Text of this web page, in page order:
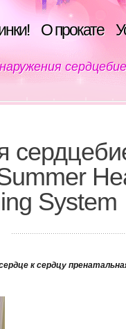
О прокате
System
к сердцу